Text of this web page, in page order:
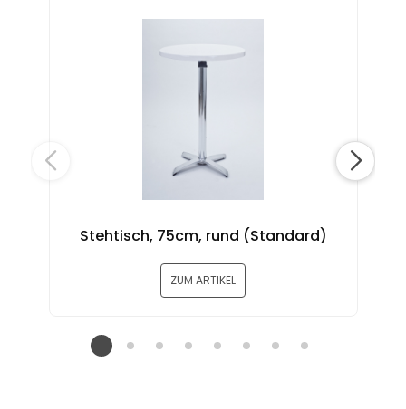
Stehtisch, 75cm, rund (Standard)
ZUM ARTIKEL